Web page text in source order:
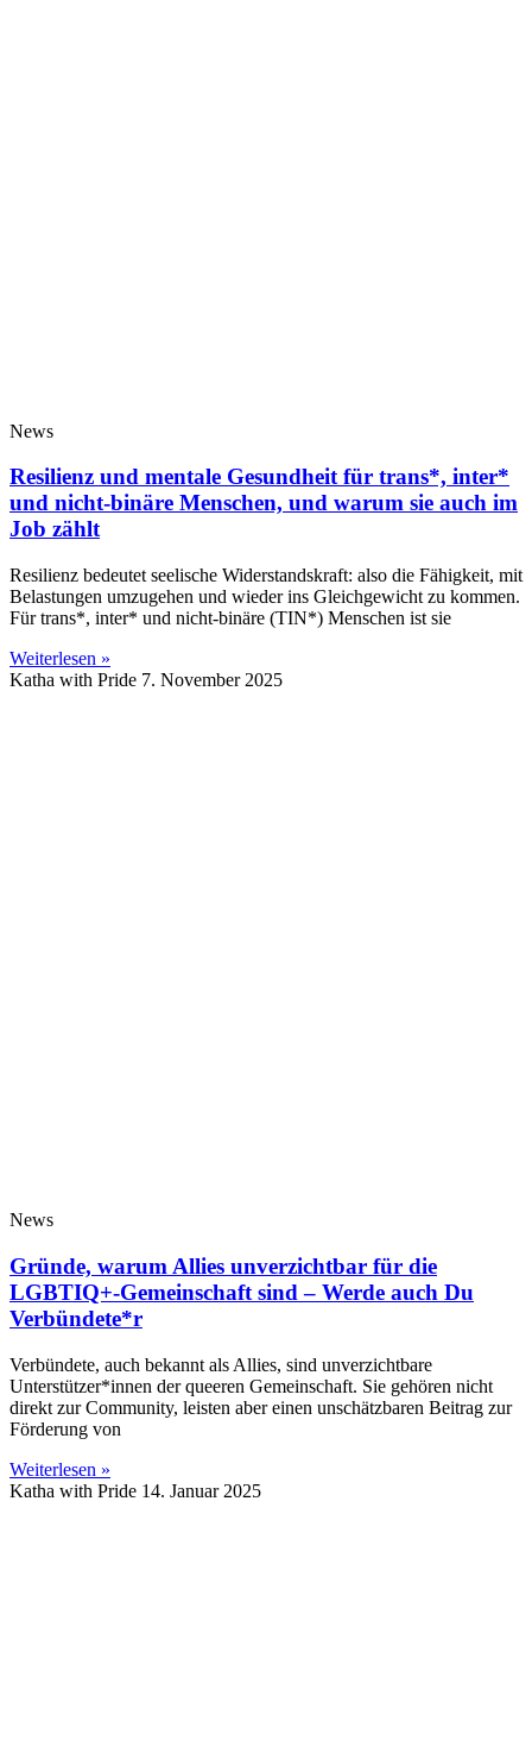
News
Resilienz und mentale Gesundheit für trans*, inter*
und nicht-binäre Menschen, und warum sie auch im
Job zählt
Resilienz bedeutet seelische Widerstandskraft: also die Fähigkeit, mit
Belastungen umzugehen und wieder ins Gleichgewicht zu kommen.
Für trans*, inter* und nicht-binäre (TIN*) Menschen ist sie
Weiterlesen »
Katha with Pride 7. November 2025
News
Gründe, warum Allies unverzichtbar für die
LGBTIQ+-Gemeinschaft sind – Werde auch Du
Verbündete*r
Verbündete, auch bekannt als Allies, sind unverzichtbare
Unterstützer*innen der queeren Gemeinschaft. Sie gehören nicht
direkt zur Community, leisten aber einen unschätzbaren Beitrag zur
Förderung von
Weiterlesen »
Katha with Pride 14. Januar 2025